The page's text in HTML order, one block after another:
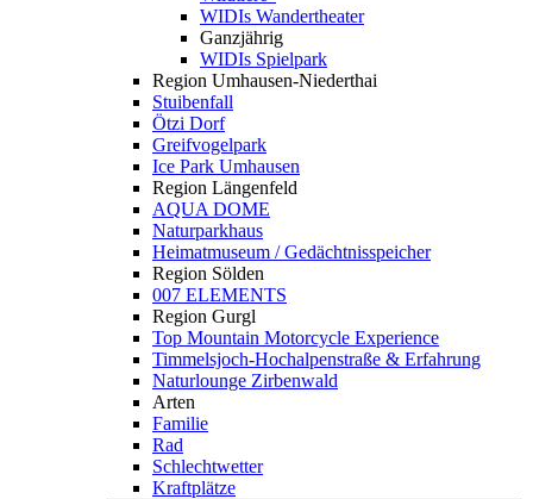
WIDIs Wandertheater
Ganzjährig
WIDIs Spielpark
Region Umhausen-Niederthai
Stuibenfall
Ötzi Dorf
Greifvogelpark
Ice Park Umhausen
Region Längenfeld
AQUA DOME
Naturparkhaus
Heimatmuseum / Gedächtnisspeicher
Region Sölden
007 ELEMENTS
Region Gurgl
Top Mountain Motorcycle Experience
Timmelsjoch-Hochalpenstraße & Erfahrung
Naturlounge Zirbenwald
Arten
Familie
Rad
Schlechtwetter
Kraftplätze